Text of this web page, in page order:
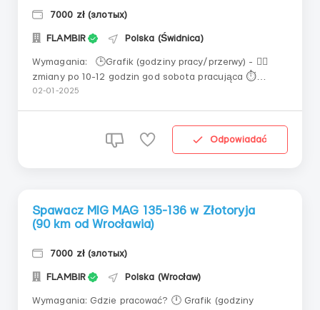
7000 zł (злотых)
FLAMBIR Polska (Świdnica)
Wymagania: 🕒Grafik (godziny pracy/przerwy) - ❤️‍🔥
zmiany po 10-12 godzin god sobota pracująca ⏱️
przerwa 25 min - płatna! 🏠Zakwaterowanie -
przyjęciu do pracy przechodzą testy! Spawają
02-01-2025
Odpowiadać
Spawacz MIG MAG 135-136 w Złotoryja
(90 km od Wrocławia)
7000 zł (злотых)
FLAMBIR Polska (Wrocław)
Wymagania: Gdzie pracować? 🕛 Grafik (godziny